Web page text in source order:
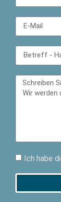
Ich habe